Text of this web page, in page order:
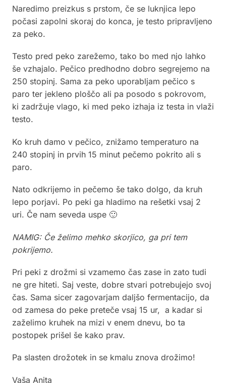
Naredimo preizkus s prstom, če se luknjica lepo
počasi zapolni skoraj do konca, je testo pripravljeno
za peko.
Testo pred peko zarežemo, tako bo med njo lahko
še vzhajalo. Pečico predhodno dobro segrejemo na
250 stopinj. Sama za peko uporabljam pečico s
paro ter jekleno ploščo ali pa posodo s pokrovom,
ki zadržuje vlago, ki med peko izhaja iz testa in vlaži
testo.
Ko kruh damo v pečico, znižamo temperaturo na
240 stopinj in prvih 15 minut pečemo pokrito ali s
paro.
Nato odkrijemo in pečemo še tako dolgo, da kruh
lepo porjavi. Po peki ga hladimo na rešetki vsaj 2
uri. Če nam seveda uspe 🙂
NAMIG: Če želimo mehko skorjico, ga pri tem
pokrijemo.
Pri peki z drožmi si vzamemo čas zase in zato tudi
ne gre hiteti. Saj veste, dobre stvari potrebujejo svoj
čas. Sama sicer zagovarjam daljšo fermentacijo, da
od zamesa do peke preteče vsaj 15 ur, a kadar si
zaželimo kruhek na mizi v enem dnevu, bo ta
postopek prišel še kako prav.
Pa slasten drožotek in se kmalu znova drožimo!
Vaša Anita